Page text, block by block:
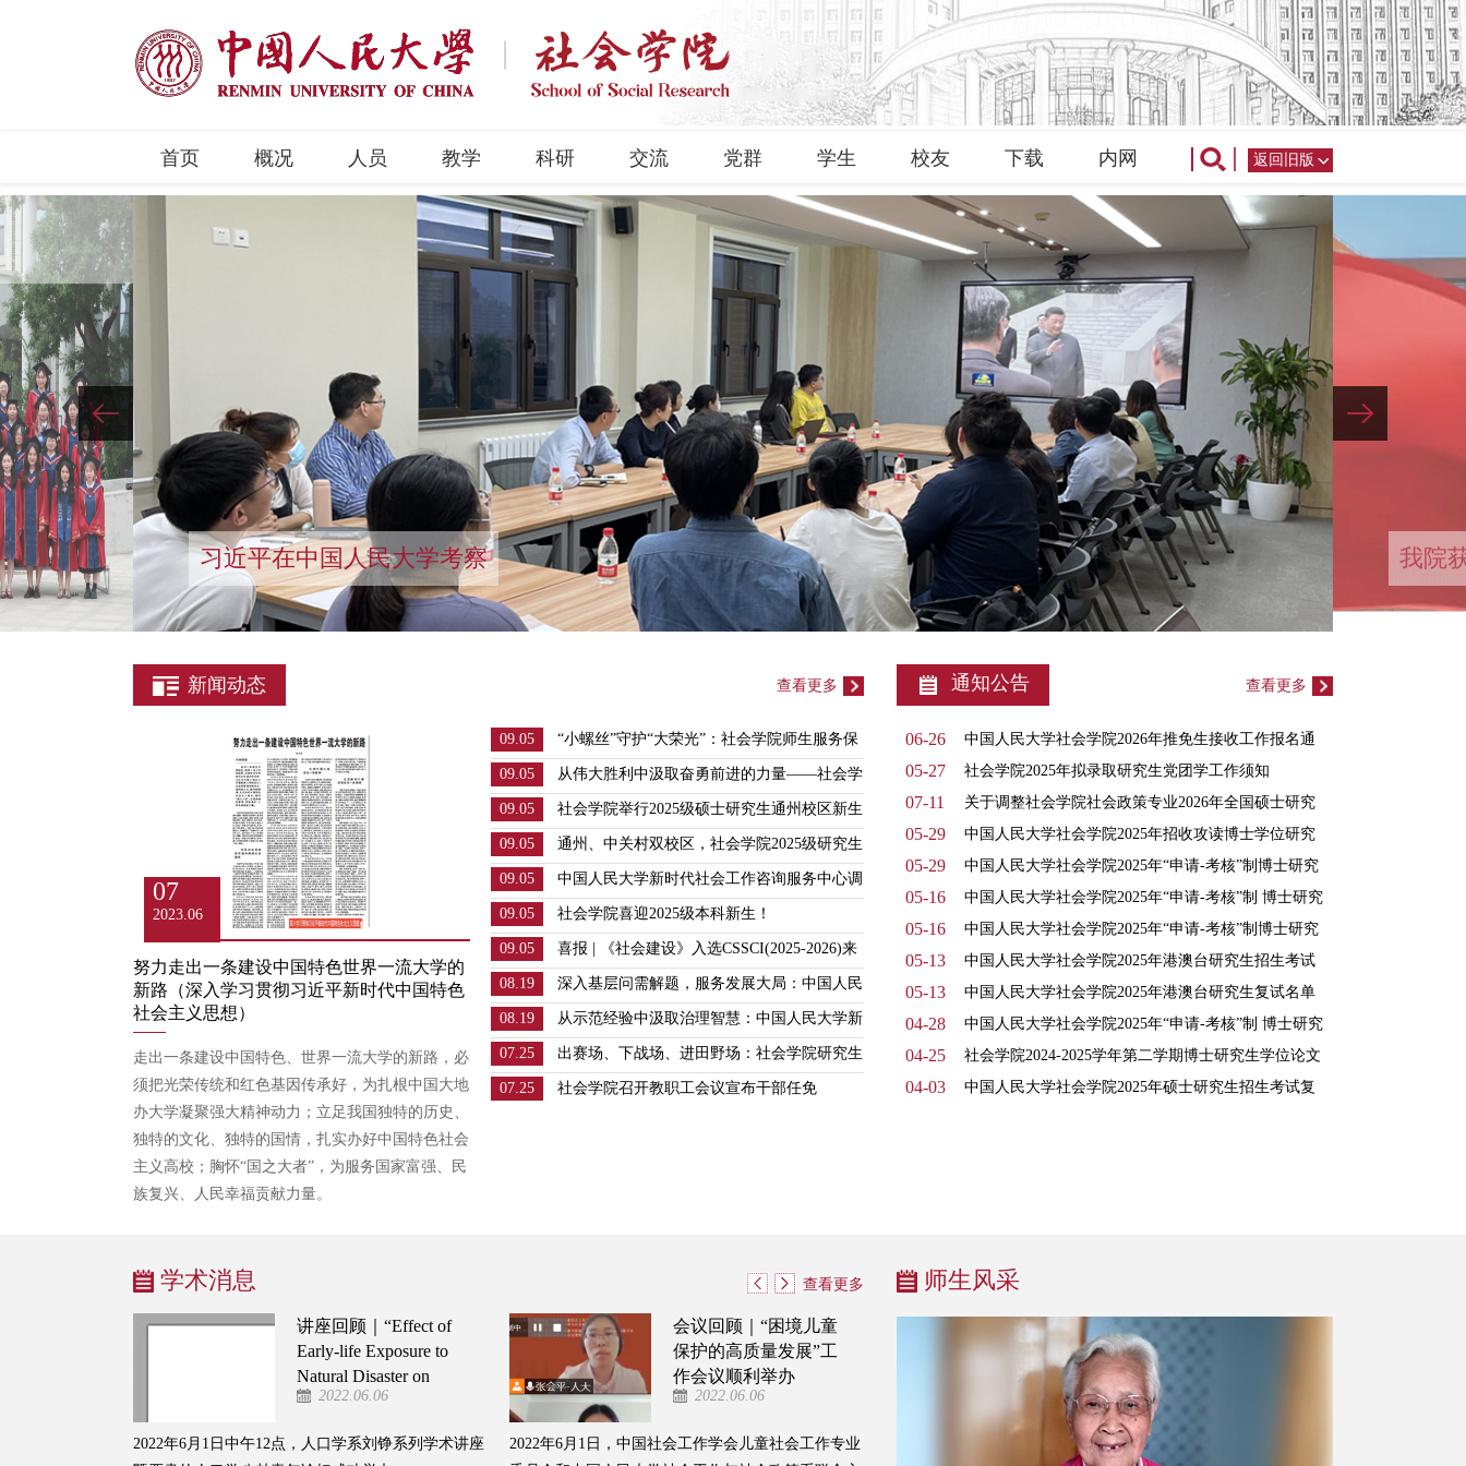
首页 概况 人员 教学 科研 交流 党群 学生 校友 下载 内网 返回旧版
习近平在中国人民大学考察 习近
习近
众志
员工
中国
我院
新闻动态 查看更多
07
2023.06
努力走出一条建设中国特色世界一流大学的
新路（深入学习贯彻习近平新时代中国特色
社会主义思想）
走出一条建设中国特色、世界一流大学的新路，必
须把光荣传统和红色基因传承好，为扎根中国大地
办大学凝聚强大精神动力；立足我国独特的历史、
独特的文化、独特的国情，扎实办好中国特色社会
主义高校；胸怀“国之大者”，为服务国家富强、民
族复兴、人民幸福贡献力量。
09.05
“小螺丝”守护“大荣光”：社会学院师生服务保
障纪念大会
09.05
从伟大胜利中汲取奋勇前进的力量——社会学
院党委组织师生集体收看纪念中国人民抗日战
式
09.05
社会学院举行2025级硕士研究生通州校区新生
见面会
09.05
通州、中关村双校区，社会学院2025级研究生
报到！
09.05
中国人民大学新时代社会工作咨询服务中心调
研内蒙古赤峰市基层治理实践
09.05 社会学院喜迎2025级本科新生！
09.05
喜报 | 《社会建设》入选CSSCI(2025-2026)来
源期刊
08.19
深入基层问需解题，服务发展大局：中国人民
大学新时代社会工作咨询服务中心暑期调研纪
08.19
从示范经验中汲取治理智慧：中国人民大学新
时代社会工作咨询服务中心调研芝罘区大海阳
07.25
出赛场、下战场、进田野场：社会学院研究生
新生代表收到录取通知书
07.25 社会学院召开教职工会议宣布干部任免
通知公告 查看更多
06-26
中国人民大学社会学院2026年推免生接收工作报名通
知
05-27 社会学院2025年拟录取研究生党团学工作须知
07-11
关于调整社会学院社会政策专业2026年全国硕士研究
生招生考试初试科目的公告
05-29
中国人民大学社会学院2025年招收攻读博士学位研究
生第二批次推荐名单(含递补名单)
05-29
中国人民大学社会学院2025年“申请-考核”制博士研究
生第二批次综合考核成绩
05-16
中国人民大学社会学院2025年“申请-考核”制 博士研究
生第二批次综合考核工作办法
05-16
中国人民大学社会学院2025年“申请-考核”制博士研究
生第二批次招生考试材料审核成绩及分数线
05-13
中国人民大学社会学院2025年港澳台研究生招生考试
复试录取工作方案
05-13
中国人民大学社会学院2025年港澳台研究生复试名单
公示
04-28
中国人民大学社会学院2025年“申请-考核”制 博士研究
生第二批次招生报名通知
04-25
社会学院2024-2025学年第二学期博士研究生学位论文
答辩公告
04-03
中国人民大学社会学院2025年硕士研究生招生考试复
学术消息 查看更多
讲座回顾｜“Effect of
Early-life Exposure to
Natural Disaster on
Child Development”讲
2022.06.06
2022年6月1日中午12点，人口学系刘铮系列学术讲座
会议回顾｜“困境儿童
保护的高质量发展”工
作会议顺利举办
2022.06.06
2022年6月1日，中国社会工作学会儿童社会工作专业
讲座回顾：“流动与分
隔：职业流动的网络视
角”讲座成功举办
2022.06.01
2022年5月25日晚20：30，人口学系刘铮系列学术讲
师生风采